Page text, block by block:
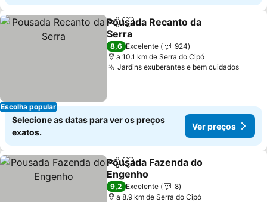
Escolha popular
PartilharAdicionar aos favoritos
Pousada Recanto da
Serra
8,6 Excelente
924
a 10.1 km de Serra do Cipó
Jardins exuberantes e bem cuidados
Selecione as datas para ver os preços
exatos.
Ver preços
PartilharAdicionar aos favoritos
Pousada Fazenda do
Engenho
9,2 Excelente
8
a 8.9 km de Serra do Cipó